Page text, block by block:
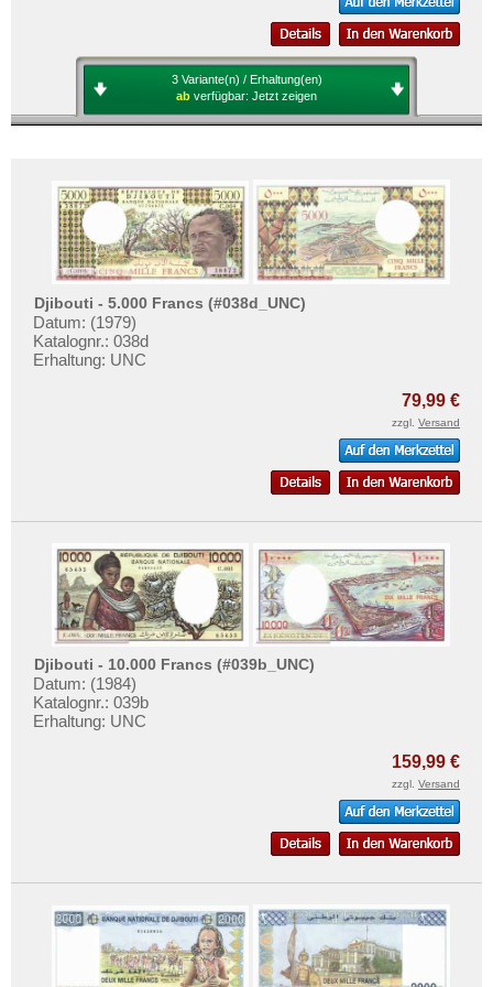
Seychellen
St. Helena
Süd Sudan
Südafrika
Sudan
Swaziland
Tansania
Zaire
Zentralafrikanische Republik
Zentralafrikanische Staaten
Zimbabwe
3 Variante(n) / Erhaltung(en)
ab verfügbar: Jetzt zeigen
Djibouti - 5.000 Francs (#038d_UNC)
Datum: (1979)
Katalognr.: 038d
Erhaltung: UNC
79,99 €
zzgl. Versand
Djibouti - 10.000 Francs (#039b_UNC)
Datum: (1984)
Katalognr.: 039b
Erhaltung: UNC
159,99 €
zzgl. Versand